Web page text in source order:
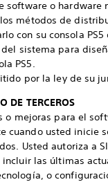
o
métodos de
con su consola
sistema para
PS5.
por la ley de su
DE TERCEROS
mejoras para el
usted inicie
Usted autoriza a
las últimas
o